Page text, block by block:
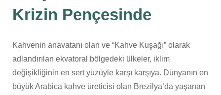
Krizin Pençesinde
Kahvenin anavatanı olan ve “Kahve Kuşağı” olarak
adlandırılan ekvatoral bölgedeki ülkeler, iklim
değişikliğinin en sert yüzüyle karşı karşıya. Dünyanın en
büyük Arabica kahve üreticisi olan Brezilya’da yaşanan